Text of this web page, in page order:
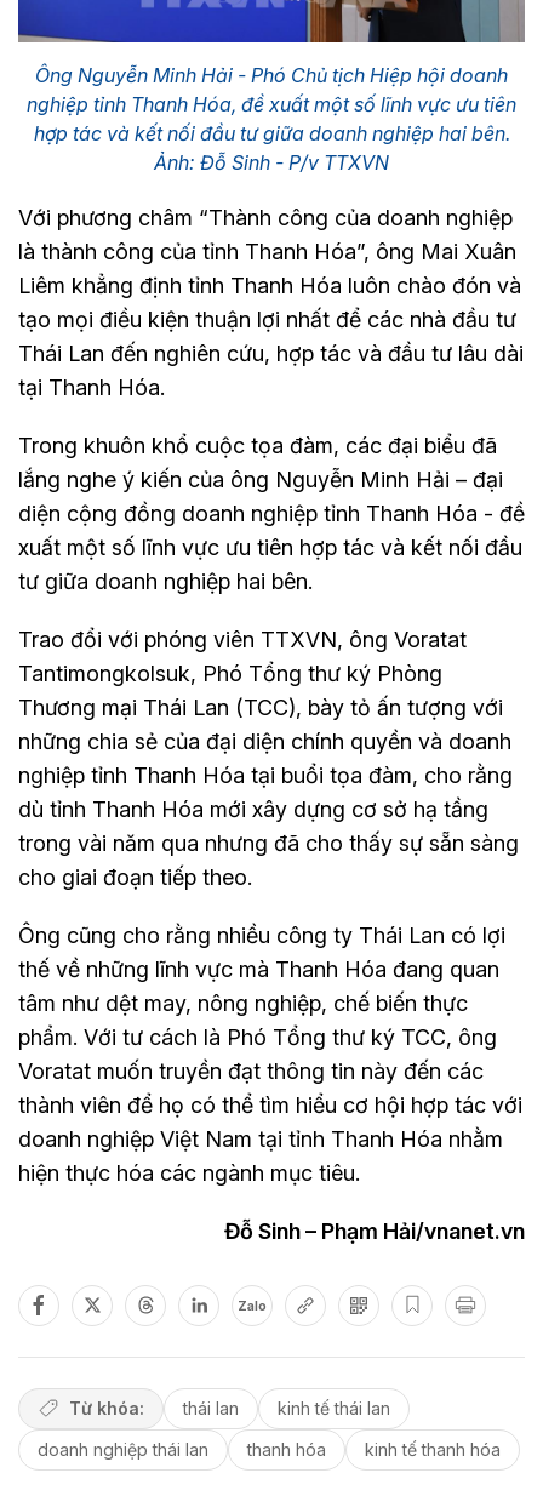
Ông Nguyễn Minh Hải - Phó Chủ tịch Hiệp hội doanh
nghiệp tỉnh Thanh Hóa, đề xuất một số lĩnh vực ưu tiên
hợp tác và kết nối đầu tư giữa doanh nghiệp hai bên.
Ảnh: Đỗ Sinh - P/v TTXVN
Với phương châm “Thành công của doanh nghiệp
là thành công của tỉnh Thanh Hóa”, ông Mai Xuân
Liêm khẳng định tỉnh Thanh Hóa luôn chào đón và
tạo mọi điều kiện thuận lợi nhất để các nhà đầu tư
Thái Lan đến nghiên cứu, hợp tác và đầu tư lâu dài
tại Thanh Hóa.
Trong khuôn khổ cuộc tọa đàm, các đại biểu đã
lắng nghe ý kiến của ông Nguyễn Minh Hải – đại
diện cộng đồng doanh nghiệp tỉnh Thanh Hóa - đề
xuất một số lĩnh vực ưu tiên hợp tác và kết nối đầu
tư giữa doanh nghiệp hai bên.
Trao đổi với phóng viên TTXVN, ông Voratat
Tantimongkolsuk, Phó Tổng thư ký Phòng
Thương mại Thái Lan (TCC), bày tỏ ấn tượng với
những chia sẻ của đại diện chính quyền và doanh
nghiệp tỉnh Thanh Hóa tại buổi tọa đàm, cho rằng
dù tỉnh Thanh Hóa mới xây dựng cơ sở hạ tầng
trong vài năm qua nhưng đã cho thấy sự sẵn sàng
cho giai đoạn tiếp theo.
Ông cũng cho rằng nhiều công ty Thái Lan có lợi
thế về những lĩnh vực mà Thanh Hóa đang quan
tâm như dệt may, nông nghiệp, chế biến thực
phẩm. Với tư cách là Phó Tổng thư ký TCC, ông
Voratat muốn truyền đạt thông tin này đến các
thành viên để họ có thể tìm hiểu cơ hội hợp tác với
doanh nghiệp Việt Nam tại tỉnh Thanh Hóa nhằm
hiện thực hóa các ngành mục tiêu.
Đỗ Sinh – Phạm Hải/vnanet.vn
Zalo
Từ khóa: thái lan
kinh tế thái lan
doanh nghiệp thái lan
thanh hóa kinh tế thanh hóa